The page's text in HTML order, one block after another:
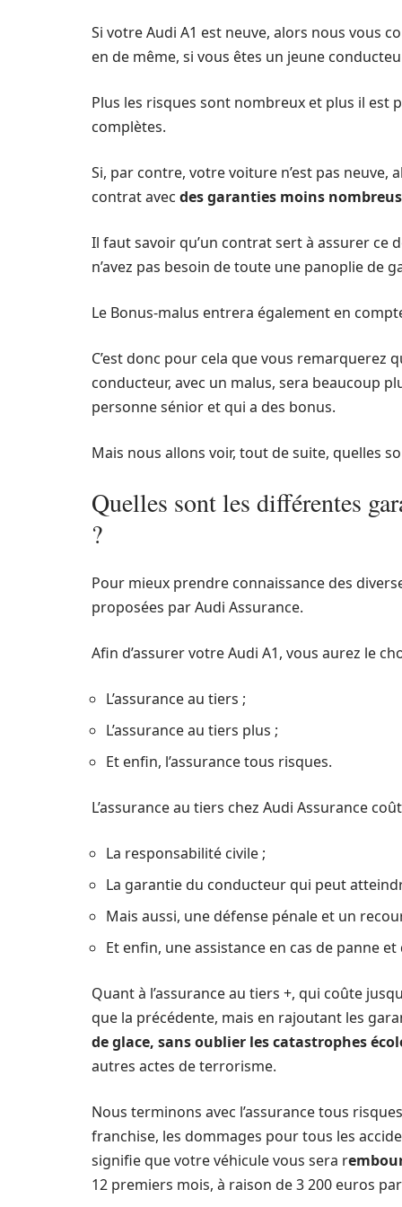
Si votre Audi A1 est neuve, alors nous vous
en de même, si vous êtes un jeune
Plus les risques sont nombreux et plus il est
complètes.
Si, par contre, votre voiture n’est pas
contrat avec des garanties moins
Il faut savoir qu’un contrat sert à assurer ce
n’avez pas besoin de toute une panoplie de
Le Bonus-malus entrera également en
C’est donc pour cela que vous remarquerez
conducteur, avec un malus, sera beaucoup
personne sénior et qui a des bonus.
Mais nous allons voir, tout de suite, quelles
Quelles sont les différentes
?
Pour mieux prendre connaissance des
proposées par Audi Assurance.
Afin d’assurer votre Audi A1, vous aurez le
L’assurance au tiers ;
L’assurance au tiers plus ;
Et enfin, l’assurance tous risques.
L’assurance au tiers chez Audi Assurance
La responsabilité civile ;
La garantie du conducteur qui peut
Mais aussi, une défense pénale et un
Et enfin, une assistance en cas de panne et
Quant à l’assurance au tiers +, qui coûte
que la précédente, mais en rajoutant les
de glace, sans oublier les catastrophes
autres actes de terrorisme.
Nous terminons avec l’assurance tous
franchise, les dommages pour tous les
signifie que votre véhicule vous sera r
12 premiers mois, à raison de 3 200 euros